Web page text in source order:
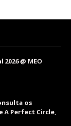
@ MEO
os
A Perfect Circle,